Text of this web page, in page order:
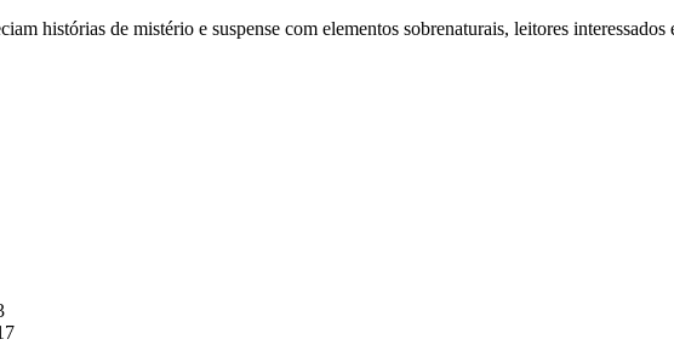
histórias de mistério e suspense com elementos sobrenaturais, leitores